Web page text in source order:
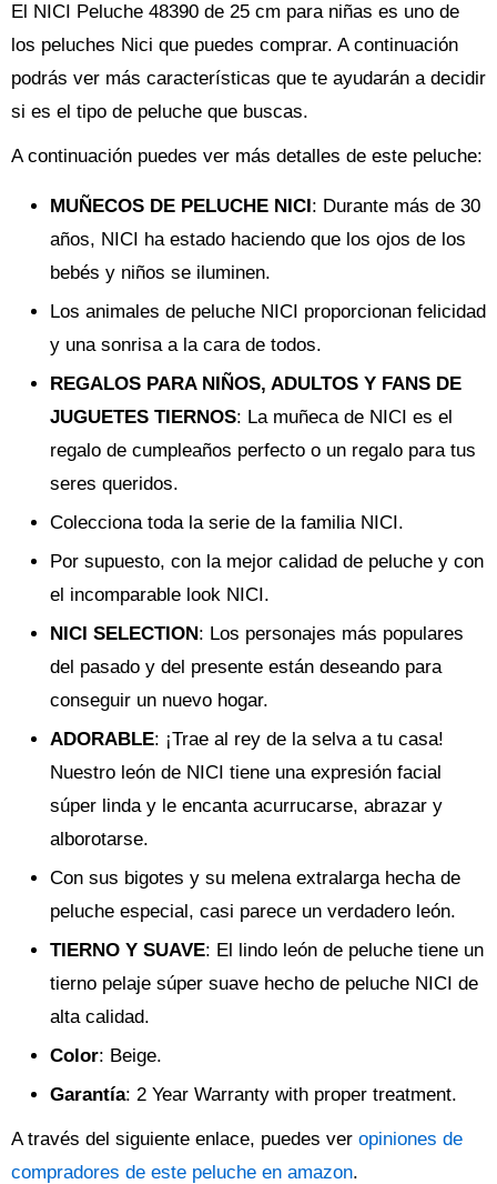
El NICI Peluche 48390 de 25 cm para niñas es uno de
los peluches Nici que puedes comprar. A continuación
podrás ver más características que te ayudarán a decidir
si es el tipo de peluche que buscas.
A continuación puedes ver más detalles de este peluche:
MUÑECOS DE PELUCHE NICI: Durante más de 30
años, NICI ha estado haciendo que los ojos de los
bebés y niños se iluminen.
Los animales de peluche NICI proporcionan felicidad
y una sonrisa a la cara de todos.
REGALOS PARA NIÑOS, ADULTOS Y FANS DE
JUGUETES TIERNOS: La muñeca de NICI es el
regalo de cumpleaños perfecto o un regalo para tus
seres queridos.
Colecciona toda la serie de la familia NICI.
Por supuesto, con la mejor calidad de peluche y con
el incomparable look NICI.
NICI SELECTION: Los personajes más populares
del pasado y del presente están deseando para
conseguir un nuevo hogar.
ADORABLE: ¡Trae al rey de la selva a tu casa!
Nuestro león de NICI tiene una expresión facial
súper linda y le encanta acurrucarse, abrazar y
alborotarse.
Con sus bigotes y su melena extralarga hecha de
peluche especial, casi parece un verdadero león.
TIERNO Y SUAVE: El lindo león de peluche tiene un
tierno pelaje súper suave hecho de peluche NICI de
alta calidad.
Color: Beige.
Garantía: 2 Year Warranty with proper treatment.
A través del siguiente enlace, puedes ver opiniones de
compradores de este peluche en amazon.